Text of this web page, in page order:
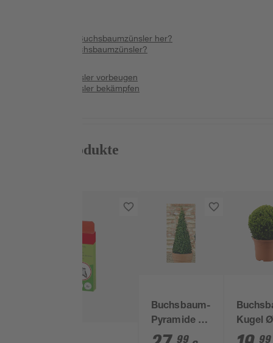
Wo kommt der Buchsbaumzünsler her?
Wie lebt der Buchsbaumzünsler?
Buchsbaumzünsler vorbeugen
Buchsbaumzünsler bekämpfen
Passende Produkte
Buchsbaum-
Pyramide 70
cm, 23 cm
99
Kugel
cm, 21
99